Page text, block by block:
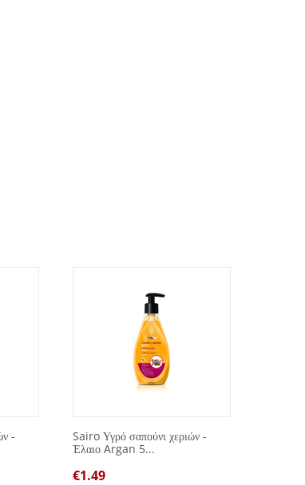
-
Sairo Υγρό σαπούνι χεριών -
Έλαιο Argan 5...
€1.49